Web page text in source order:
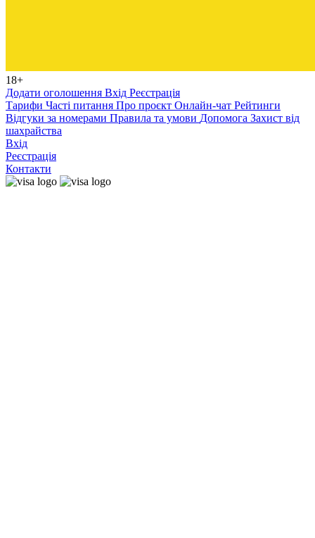
18+
Додати оголошення Вхід Реєстрація
Тарифи Часті питання Про проєкт Онлайн-чат Рейтинги
Відгуки за номерами Правила та умови Допомога Захист від
шахрайства
Вхід
Реєстрація
Контакти